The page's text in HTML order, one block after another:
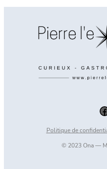
Facebook
Politique de
© 2023 Ona —